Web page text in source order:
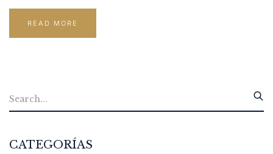
CATEGORÍAS
READ MORE